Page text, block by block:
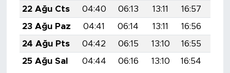
22 Ağu Cts
04:40 06:13 13:11 16:57
23 Ağu Paz
04:41 06:14 13:11 16:56
24 Ağu Pts
04:42 06:15 13:10 16:55
25 Ağu Sal
04:44 06:16 13:10 16:54